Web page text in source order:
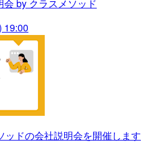
会 by クラスメソッド
19:00
ッドの会社説明会を開催します